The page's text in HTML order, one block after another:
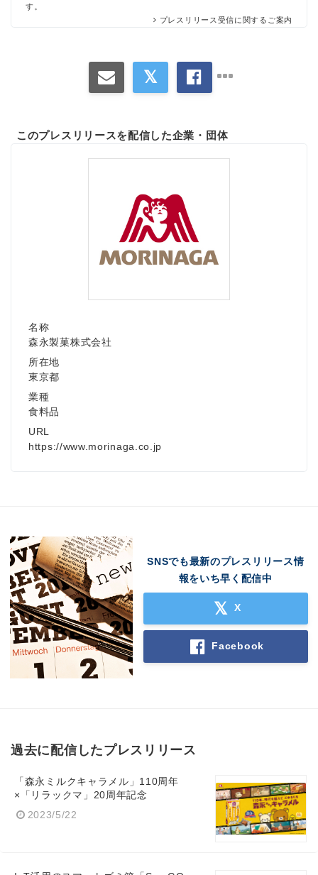
す。
プレスリリース受信に関するご案内
このプレスリリースを配信した企業・団体
名称
森永製菓株式会社
所在地
東京都
業種
食料品
URL
https://www.morinaga.co.jp
SNSでも最新のプレスリリース情
報をいち早く配信中
X
Facebook
過去に配信したプレスリリース
「森永ミルクキャラメル」110周年
×「リラックマ」20周年記念
2023/5/22